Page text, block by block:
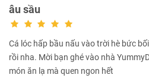
âu sầu
Cá lóc hấp bầu nấu vào trời hè bức
rồi nha. Mời bạn ghé vào nhà
món ăn lạ mà quen ngon hết